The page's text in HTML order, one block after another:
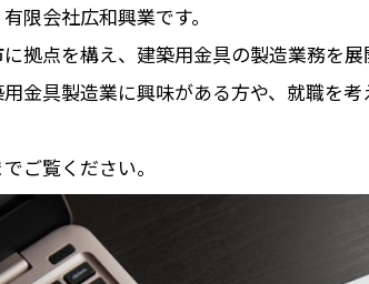
限会社広和興業です。
拠点を構え、建築用金具の製造業務を展
金具製造業に興味がある方や、就職を
ご覧ください。